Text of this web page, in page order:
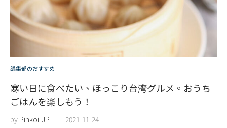
編集部のおすすめ
寒い日に食べたい、ほっこり台湾グルメ。おうち
ごはんを楽しもう！
by Pinkoi-JP 2021-11-24